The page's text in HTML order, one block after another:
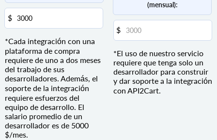
*Cada integración con una
plataforma de compra
requiere de uno a dos meses
del trabajo de sus
desarrolladores. Además, el
soporte de la integración
requiere esfuerzos del
equipo de desarrollo. El
salario promedio de un
desarrollador es de 5000
$/mes.
(mensual):
*El uso de nuestro servicio
requiere que tenga solo un
desarrollador para construir
y dar soporte a la integración
con API2Cart.